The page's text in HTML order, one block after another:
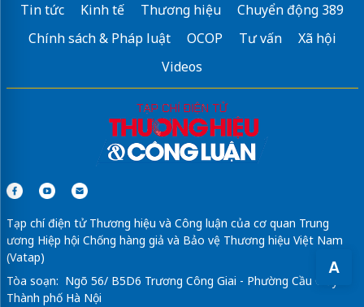
A
Tin tức Kinh tế Thương hiệu
Chuyển động 389
Chính sách & Pháp luật
OCOP Tư vấn
Xã hội
Videos
Tạp chí điện tử Thương hiệu và Công luận của cơ quan Trung
ương Hiệp hội Chống hàng giả và Bảo vệ Thương hiệu Việt Nam
(Vatap)
Tòa soạn: Ngõ 56/ B5D6 Trương Công Giai - Phường Cầu Giấy -
Thành phố Hà Nội